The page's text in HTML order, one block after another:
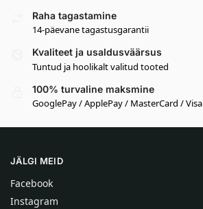
Raha tagastamine
14-päevane tagastusgarantii
Kvaliteet ja usaldusväärsus
Tuntud ja hoolikalt valitud tooted
100% turvaline maksmine
GooglePay / ApplePay / MasterCard / Visa
JÄLGI MEID
Facebook
Instagram